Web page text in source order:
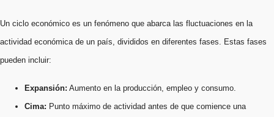
Un ciclo económico es un fenómeno que abarca las fluctuaciones en la
actividad económica de un país, divididos en diferentes fases. Estas fases
pueden incluir:
Expansión: Aumento en la producción, empleo y consumo.
Cima: Punto máximo de actividad antes de que comience una